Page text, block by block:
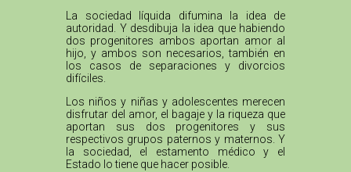
La sociedad líquida difumina la idea de
autoridad. Y desdibuja la idea que habiendo
dos progenitores ambos aportan amor al
hijo, y ambos son necesarios, también en
los casos de separaciones y divorcios
difíciles.
Los niños y niñas y adolescentes merecen
disfrutar del amor, el bagaje y la riqueza que
aportan sus dos progenitores y sus
respectivos grupos paternos y maternos. Y
la sociedad, el estamento médico y el
Estado lo tiene que hacer posible.